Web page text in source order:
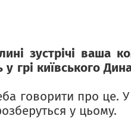
зустрічі ваша
у грі київського
говорити про це.
у цьому.